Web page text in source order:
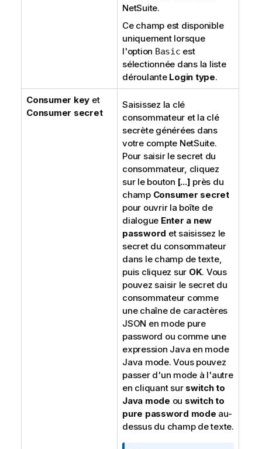
NetSuite.
Ce champ est disponible
uniquement lorsque
l'option Basic est
sélectionnée dans la liste
déroulante Login type.
Consumer key et
Consumer secret
Saisissez la clé
consommateur et la clé
secrète générées dans
votre compte NetSuite.
Pour saisir le secret du
consommateur, cliquez
sur le bouton [...] près du
champ Consumer secret
pour ouvrir la boîte de
dialogue Enter a new
password et saisissez le
secret du consommateur
dans le champ de texte,
puis cliquez sur OK. Vous
pouvez saisir le secret du
consommateur comme
une chaîne de caractères
JSON en mode pure
password ou comme une
expression Java en mode
Java mode. Vous pouvez
passer d'un mode à l'autre
en cliquant sur switch to
Java mode ou switch to
pure password mode au-
dessus du champ de texte.